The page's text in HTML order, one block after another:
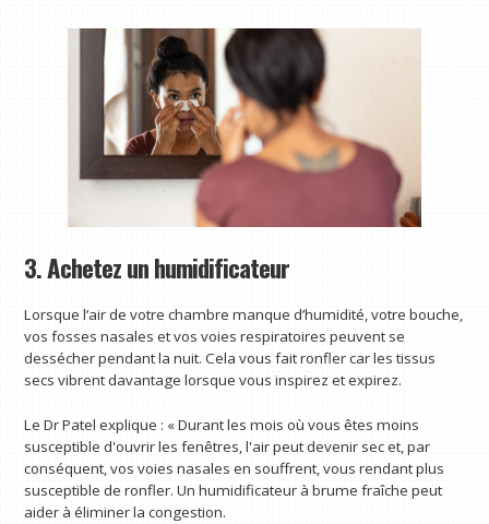
3. Achetez un humidificateur
Lorsque l’air de votre chambre manque d’humidité, votre bouche,
vos fosses nasales et vos voies respiratoires peuvent se
dessécher pendant la nuit. Cela vous fait ronfler car les tissus
secs vibrent davantage lorsque vous inspirez et expirez.
Le Dr Patel explique : « Durant les mois où vous êtes moins
susceptible d'ouvrir les fenêtres, l'air peut devenir sec et, par
conséquent, vos voies nasales en souffrent, vous rendant plus
susceptible de ronfler. Un humidificateur à brume fraîche peut
aider à éliminer la congestion.